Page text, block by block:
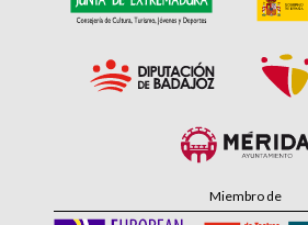
Miembro de